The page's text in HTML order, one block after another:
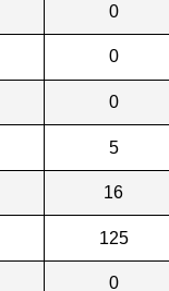
0
0
0
5
16
125
0